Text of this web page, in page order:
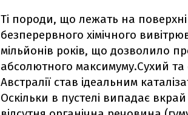
Ті породи, що лежать на
безперервного хімічного
мільйонів років, що дозволило
абсолютного максимуму.Сухий
Австралії став ідеальним
Оскільки в пустелі випадає